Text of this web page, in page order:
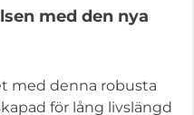
med den nya
med denna robusta
för lång livslängd